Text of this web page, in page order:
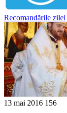
Recomandările zilei
13 mai 2016 156